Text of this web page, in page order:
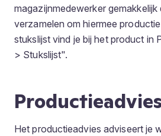
magazijnmedewerker gemakkelijk
verzamelen om hiermee
stukslijst vind je bij het product in
> Stukslijst".
Het productieadvies adviseert je